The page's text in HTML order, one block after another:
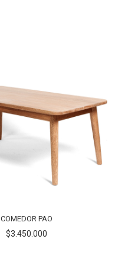
COMEDOR PAO
$3.450.000